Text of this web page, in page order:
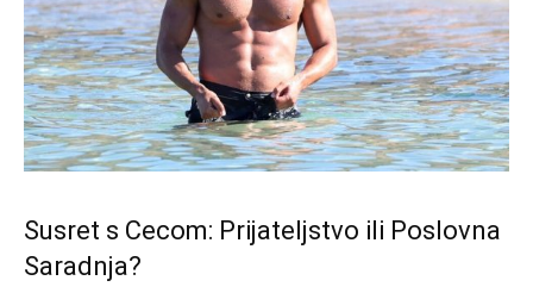
Susret s Cecom: Prijateljstvo ili Poslovna
Saradnja?